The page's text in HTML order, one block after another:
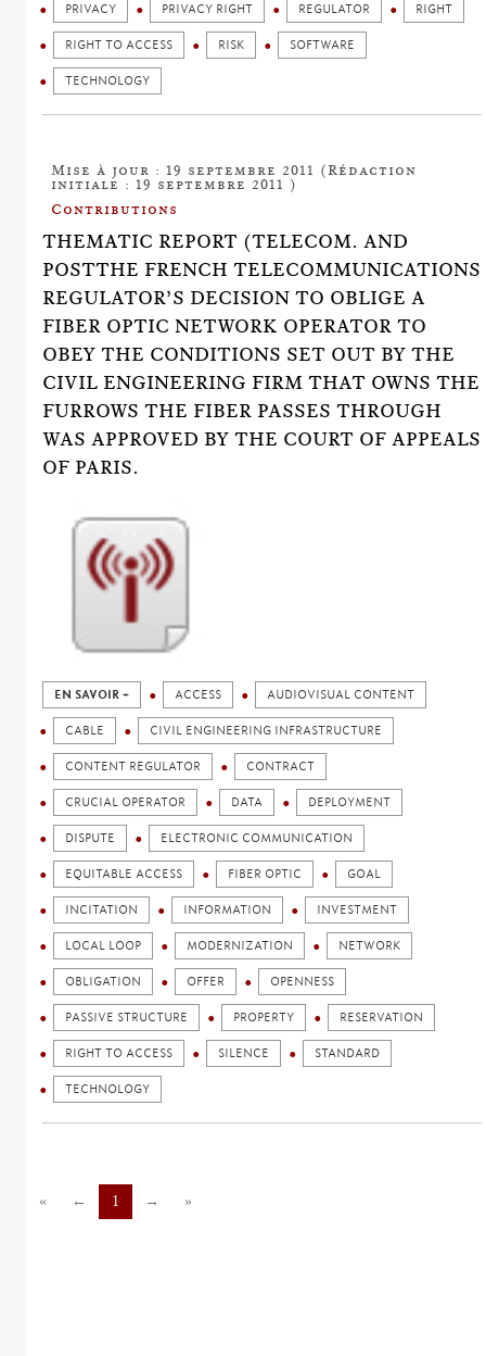
PRIVACY PRIVACY RIGHT REGULATOR RIGHT
RIGHT TO ACCESS RISK SOFTWARE
TECHNOLOGY
Mise à jour : 19 septembre 2011 (Rédaction
initiale : 19 septembre 2011 )
Contributions
THEMATIC REPORT (TELECOM. AND
POSTTHE FRENCH TELECOMMUNICATIONS
REGULATOR’S DECISION TO OBLIGE A
FIBER OPTIC NETWORK OPERATOR TO
OBEY THE CONDITIONS SET OUT BY THE
CIVIL ENGINEERING FIRM THAT OWNS THE
FURROWS THE FIBER PASSES THROUGH
WAS APPROVED BY THE COURT OF APPEALS
OF PARIS.
EN SAVOIR + ACCESS AUDIOVISUAL CONTENT
CABLE CIVIL ENGINEERING INFRASTRUCTURE
CONTENT REGULATOR CONTRACT
CRUCIAL OPERATOR DATA DEPLOYMENT
DISPUTE ELECTRONIC COMMUNICATION
EQUITABLE ACCESS FIBER OPTIC GOAL
INCITATION INFORMATION INVESTMENT
LOCAL LOOP MODERNIZATION NETWORK
OBLIGATION OFFER OPENNESS
PASSIVE STRUCTURE PROPERTY RESERVATION
RIGHT TO ACCESS SILENCE STANDARD
TECHNOLOGY
« ← 1 → »